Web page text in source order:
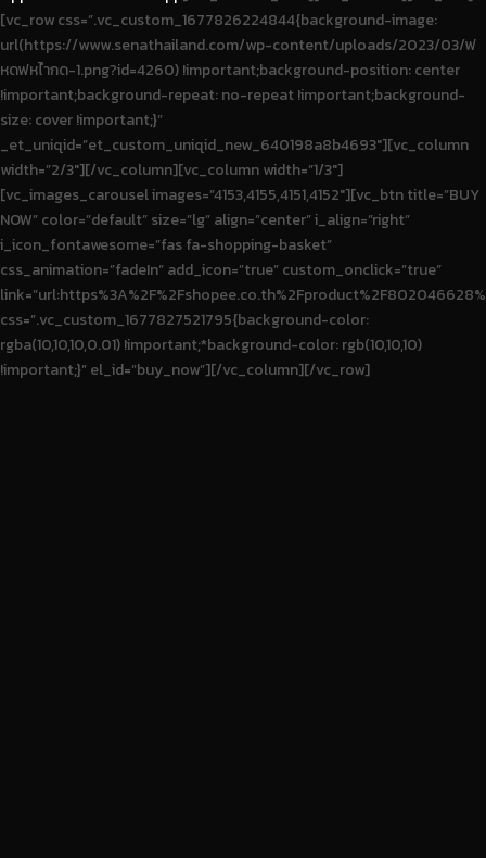
[vc_row css=”.vc_custom_1677826224844{background-image:
url(https://www.senathailand.com/wp-content/uploads/2023/03/ฟ
หดฟหไำกด-1.png?id=4260) !important;background-position: center
!important;background-repeat: no-repeat !important;background-
size: cover !important;}”
_et_uniqid=”et_custom_uniqid_new_640198a8b4693″][vc_column
width=”2/3″][/vc_column][vc_column width=”1/3″]
[vc_images_carousel images=”4153,4155,4151,4152″][vc_btn title=”BUY
NOW” color=”default” size=”lg” align=”center” i_align=”right”
i_icon_fontawesome=”fas fa-shopping-basket”
css_animation=”fadeIn” add_icon=”true” custom_onclick=”true”
css=”.vc_custom_1677827521795{background-color:
rgba(10,10,10,0.01) !important;*background-color: rgb(10,10,10)
!important;}” el_id=”buy_now”][/vc_column][/vc_row]